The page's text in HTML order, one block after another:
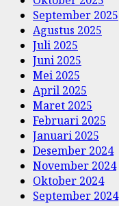
September 2025
Agustus 2025
Juli 2025
Juni 2025
Mei 2025
April 2025
Maret 2025
Februari 2025
Januari 2025
Desember 2024
November 2024
Oktober 2024
September 2024